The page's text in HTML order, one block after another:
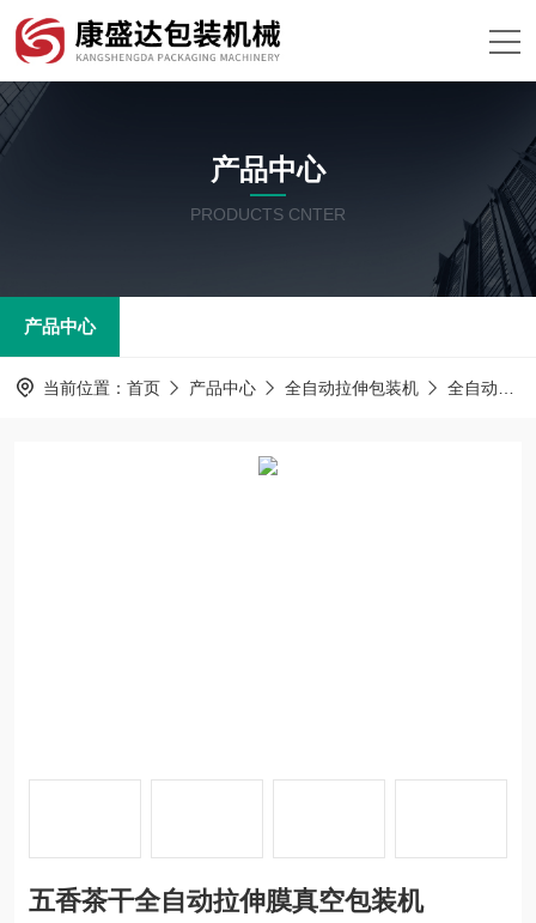
产品中心
PRODUCTS CNTER
产品中心
当前位置： 首页 产品中心 全自动拉伸包装机 全自动拉伸包装机
五香茶干全自动拉伸膜真空包装机